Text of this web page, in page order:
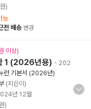
)
능
전 배송 변경
이상)
1 (2026년용) - 202
런 기본서 (2026년)
(지은이)
년 12월
)